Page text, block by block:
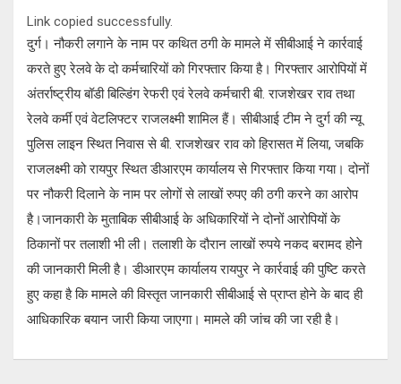
Link copied successfully.
दुर्ग। नौकरी लगाने के नाम पर कथित ठगी के मामले में सीबीआई ने कार्रवाई
करते हुए रेलवे के दो कर्मचारियों को गिरफ्तार किया है। गिरफ्तार आरोपियों में
अंतर्राष्ट्रीय बॉडी बिल्डिंग रेफरी एवं रेलवे कर्मचारी बी. राजशेखर राव तथा
रेलवे कर्मी एवं वेटलिफ्टर राजलक्ष्मी शामिल हैं। सीबीआई टीम ने दुर्ग की न्यू
पुलिस लाइन स्थित निवास से बी. राजशेखर राव को हिरासत में लिया, जबकि
राजलक्ष्मी को रायपुर स्थित डीआरएम कार्यालय से गिरफ्तार किया गया। दोनों
पर नौकरी दिलाने के नाम पर लोगों से लाखों रुपए की ठगी करने का आरोप
है।जानकारी के मुताबिक सीबीआई के अधिकारियों ने दोनों आरोपियों के
ठिकानों पर तलाशी भी ली। तलाशी के दौरान लाखों रुपये नकद बरामद होने
की जानकारी मिली है। डीआरएम कार्यालय रायपुर ने कार्रवाई की पुष्टि करते
हुए कहा है कि मामले की विस्तृत जानकारी सीबीआई से प्राप्त होने के बाद ही
आधिकारिक बयान जारी किया जाएगा। मामले की जांच की जा रही है।